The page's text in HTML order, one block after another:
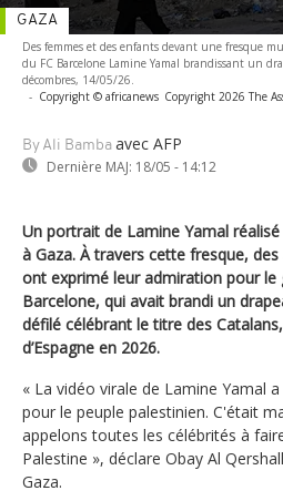
Des femmes et des enfants devant une fresque
du FC Barcelone Lamine Yamal brandissant un
décombres, 14/05/26.
- Copyright © africanews Copyright 2026 The
By Ali Bamba avec AFP
Dernière MAJ: 18/05 - 14:12
GAZA
Un portrait de Lamine Yamal
à Gaza. À travers cette fresque,
ont exprimé leur admiration pour le
Barcelone, qui avait brandi un
défilé célébrant le titre des
d’Espagne en 2026.
« La vidéo virale de Lamine Yamal
pour le peuple palestinien. C'était
appelons toutes les célébrités à
Palestine », déclare Obay Al
Gaza.